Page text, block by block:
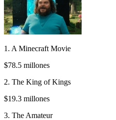
1. A Minecraft Movie
$78.5 millones
2. The King of Kings
$19.3 millones
3. The Amateur